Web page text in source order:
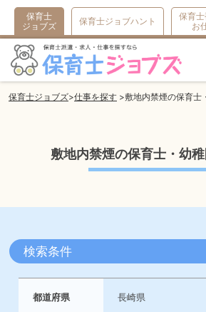
保育士
ジョブズ
保育士ジョブハント
保育
お
保育士ジョブズ 仕事を探す 敷地内禁煙の保育士
敷地内禁煙の保育士・幼
検索条件
都道府県 長崎県